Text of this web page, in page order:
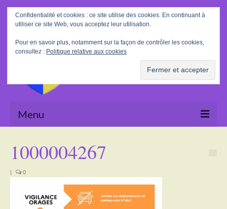
Rechercher
:
Menu
La Mairie
Tourisme
1000004267
| 0
Confidentialité et cookies : ce site utilise des cookies. En continuant à
utiliser ce site Web, vous acceptez leur utilisation.
Pour en savoir plus, notamment sur la façon de contrôler les cookies,
consultez : Politique relative aux cookies